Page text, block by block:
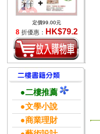
定價99.00元
8 折優惠： HK$79.2
●二樓推薦
●文學小說
●商業理財